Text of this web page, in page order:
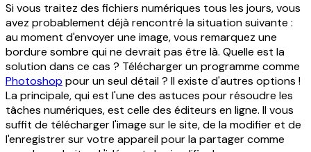
Si vous traitez des fichiers numériques tous les jours, vous
avez probablement déjà rencontré la situation suivante :
au moment d'envoyer une image, vous remarquez une
bordure sombre qui ne devrait pas être là. Quelle est la
solution dans ce cas ? Télécharger un programme comme
Photoshop pour un seul détail ? Il existe d'autres options !
La principale, qui est l'une des astuces pour résoudre les
tâches numériques, est celle des éditeurs en ligne. Il vous
suffit de télécharger l'image sur le site, de la modifier et de
l'enregistrer sur votre appareil pour la partager comme